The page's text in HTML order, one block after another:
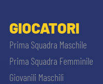
GIOCATORI
Prima Squadra Maschile
Prima Squadra Femminile
Giovanili Maschili